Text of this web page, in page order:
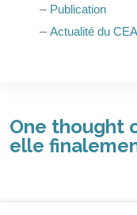
– Publication
– Actualité du
One thought
elle